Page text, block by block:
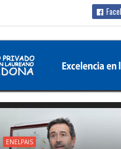
ENELPAIS